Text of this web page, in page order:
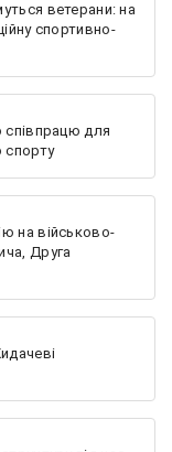
ветерани: на
спортивно-
співпрацю для
спорту
на військово-
Друга